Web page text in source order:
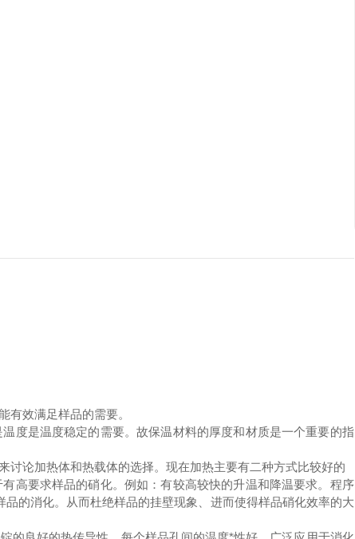
有效满足样品的需要。
度是温度稳定的需要。故保温材料的厚度和材质是一个重要的指
论加热体和热载体的选择。现在加热主要有二种方式比较好的
高要求样品的硝化。例如：有较高较快的升温和降温要求。程序
的消化。从而杜绝样品的挂壁现象、进而使得样品硝化效率的大